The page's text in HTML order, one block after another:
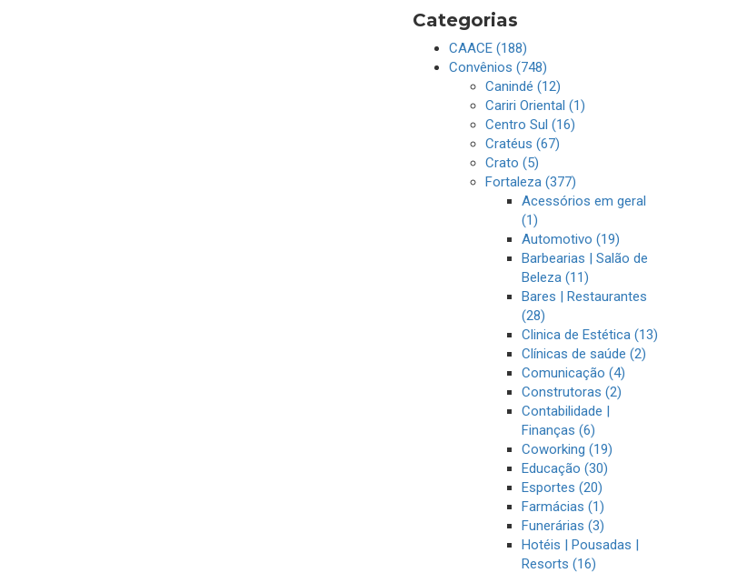
Categorias
CAACE (188)
Convênios (748)
Canindé (12)
Cariri Oriental (1)
Centro Sul (16)
Cratéus (67)
Crato (5)
Fortaleza (377)
Acessórios em geral
(1)
Automotivo (19)
Barbearias | Salão de
Beleza (11)
Bares | Restaurantes
(28)
Clinica de Estética (13)
Clínicas de saúde (2)
Comunicação (4)
Construtoras (2)
Contabilidade |
Finanças (6)
Coworking (19)
Educação (30)
Esportes (20)
Farmácias (1)
Funerárias (3)
Hotéis | Pousadas |
Resorts (16)